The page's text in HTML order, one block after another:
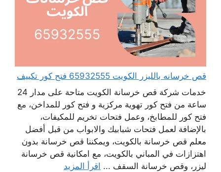
قص خرسانه بالليزر الكويت 65932555 فتح كور تكييف
خدمات شركة قص خرسانة الكويت متاحة على مدار 24
ساعة من فتح كور تهوية مركزية و فتح كور للمداخن، مع
فتح كور للمطابخ، وعمل فتحات تخريم للمكيفات،
بالإضافة لعمل فتحات شبابيك والابواب من قبل أفضل
معلم قص خرسانة بالكويت، ويمكننا قص خرسانة بدون
اهتزازات في المباني بالكويت، مع امكانية قص خرسانة
ليزر، وقص خرسانة السقف ... اقرأ المزيد